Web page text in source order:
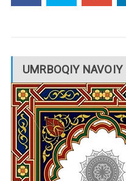
UMRBOQIY NAVOIY